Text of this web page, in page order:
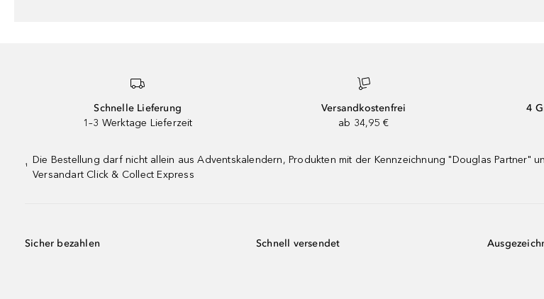
Schnelle Lieferung
1–3 Werktage Lieferzeit
Versandkostenfrei
ab 34,95 €
4
¹
Die Bestellung darf nicht allein aus Adventskalendern, Produkten mit der Kennzeichnung "Douglas Partner"
Versandart Click & Collect Express
Sicher bezahlen Schnell versendet